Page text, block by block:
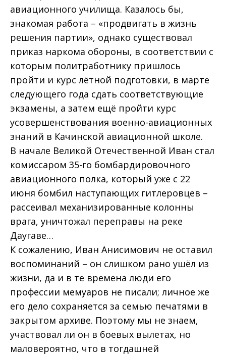
авиационного училища. Казалось бы,
знакомая работа – «продвигать в жизнь
решения партии», однако существовал
приказ наркома обороны, в соответствии с
которым политработнику пришлось
пройти и курс лётной подготовки, в марте
следующего года сдать соответствующие
экзамены, а затем ещё пройти курс
усовершенствования военно-авиационных
знаний в Качинской авиационной школе.
В начале Великой Отечественной Иван стал
комиссаром 35-го бомбардировочного
авиационного полка, который уже с 22
июня бомбил наступающих гитлеровцев –
рассеивал механизированные колонны
врага, уничтожал переправы на реке
Даугаве…
К сожалению, Иван Анисимович не оставил
воспоминаний – он слишком рано ушёл из
жизни, да и в те времена люди его
профессии мемуаров не писали; личное же
его дело сохраняется за семью печатями в
закрытом архиве. Поэтому мы не знаем,
участвовал ли он в боевых вылетах, но
маловероятно, что в тогдашней